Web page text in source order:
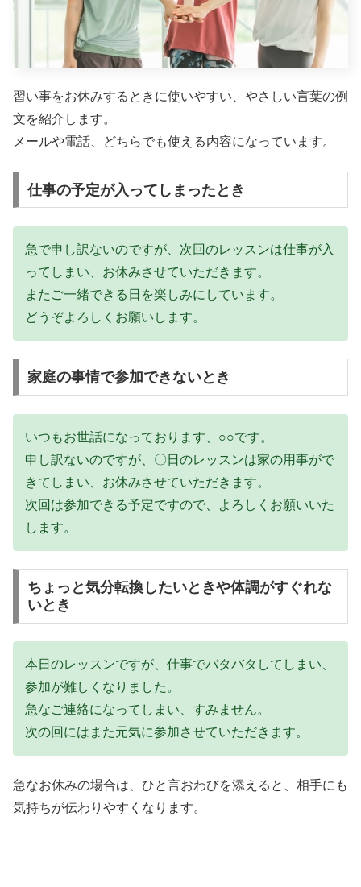
習い事をお休みするときに使いやすい、やさしい言葉の例
文を紹介します。
メールや電話、どちらでも使える内容になっています。
仕事の予定が入ってしまったとき
急で申し訳ないのですが、次回のレッスンは仕事が入
ってしまい、お休みさせていただきます。
またご一緒できる日を楽しみにしています。
どうぞよろしくお願いします。
家庭の事情で参加できないとき
いつもお世話になっております、○○です。
申し訳ないのですが、〇日のレッスンは家の用事がで
きてしまい、お休みさせていただきます。
次回は参加できる予定ですので、よろしくお願いいた
します。
ちょっと気分転換したいときや体調がすぐれな
いとき
本日のレッスンですが、仕事でバタバタしてしまい、
参加が難しくなりました。
急なご連絡になってしまい、すみません。
次の回にはまた元気に参加させていただきます。
急なお休みの場合は、ひと言おわびを添えると、相手にも
気持ちが伝わりやすくなります。